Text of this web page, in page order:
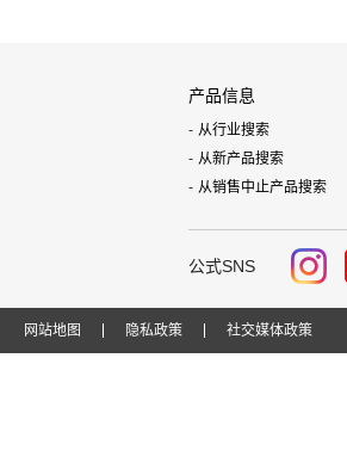
产品信息
从行业搜索
从新产品搜索
从销售中止产品搜索
公式SNS
网站地图 隐私政策 社交媒体政策